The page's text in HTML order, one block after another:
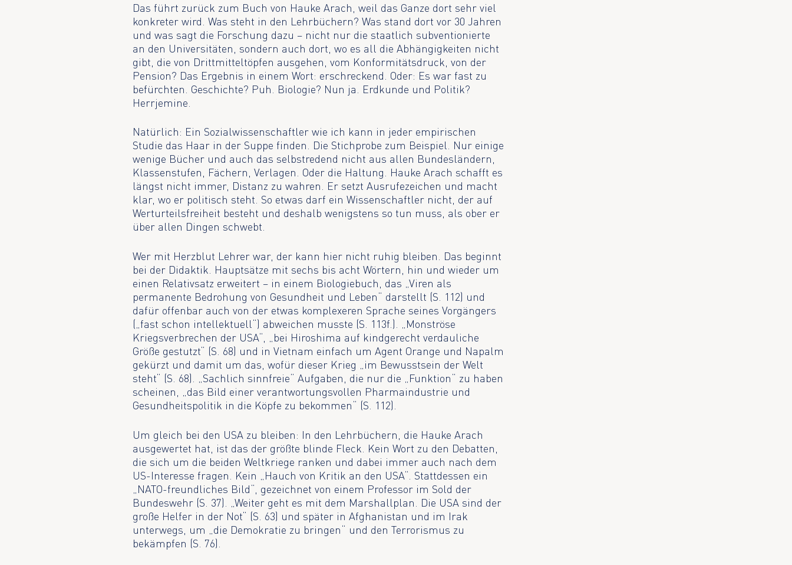
Das führt zurück zum Buch von Hauke Arach, weil das Ganze dort sehr viel
konkreter wird. Was steht in den Lehrbüchern? Was stand dort vor 30 Jahren
und was sagt die Forschung dazu – nicht nur die staatlich subventionierte
an den Universitäten, sondern auch dort, wo es all die Abhängigkeiten nicht
gibt, die von Drittmitteltöpfen ausgehen, vom Konformitätsdruck, von der
Pension? Das Ergebnis in einem Wort: erschreckend. Oder: Es war fast zu
befürchten. Geschichte? Puh. Biologie? Nun ja. Erdkunde und Politik?
Herrjemine.
Natürlich: Ein Sozialwissenschaftler wie ich kann in jeder empirischen
Studie das Haar in der Suppe finden. Die Stichprobe zum Beispiel. Nur einige
wenige Bücher und auch das selbstredend nicht aus allen Bundesländern,
Klassenstufen, Fächern, Verlagen. Oder die Haltung. Hauke Arach schafft es
längst nicht immer, Distanz zu wahren. Er setzt Ausrufezeichen und macht
klar, wo er politisch steht. So etwas darf ein Wissenschaftler nicht, der auf
Werturteilsfreiheit besteht und deshalb wenigstens so tun muss, als ober er
über allen Dingen schwebt.
Wer mit Herzblut Lehrer war, der kann hier nicht ruhig bleiben. Das beginnt
bei der Didaktik. Hauptsätze mit sechs bis acht Wörtern, hin und wieder um
einen Relativsatz erweitert – in einem Biologiebuch, das „Viren als
permanente Bedrohung von Gesundheit und Leben“ darstellt (S. 112) und
dafür offenbar auch von der etwas komplexeren Sprache seines Vorgängers
(„fast schon intellektuell“) abweichen musste (S. 113f.). „Monströse
Kriegsverbrechen der USA“, „bei Hiroshima auf kindgerecht verdauliche
Größe gestutzt“ (S. 68) und in Vietnam einfach um Agent Orange und Napalm
gekürzt und damit um das, wofür dieser Krieg „im Bewusstsein der Welt
steht“ (S. 68). „Sachlich sinnfreie“ Aufgaben, die nur die „Funktion“ zu haben
scheinen, „das Bild einer verantwortungsvollen Pharmaindustrie und
Gesundheitspolitik in die Köpfe zu bekommen“ (S. 112).
Um gleich bei den USA zu bleiben: In den Lehrbüchern, die Hauke Arach
ausgewertet hat, ist das der größte blinde Fleck. Kein Wort zu den Debatten,
die sich um die beiden Weltkriege ranken und dabei immer auch nach dem
US-Interesse fragen. Kein „Hauch von Kritik an den USA“. Stattdessen ein
„NATO-freundliches Bild“, gezeichnet von einem Professor im Sold der
Bundeswehr (S. 37). „Weiter geht es mit dem Marshallplan. Die USA sind der
große Helfer in der Not“ (S. 63) und später in Afghanistan und im Irak
unterwegs, um „die Demokratie zu bringen“ und den Terrorismus zu
bekämpfen (S. 76).